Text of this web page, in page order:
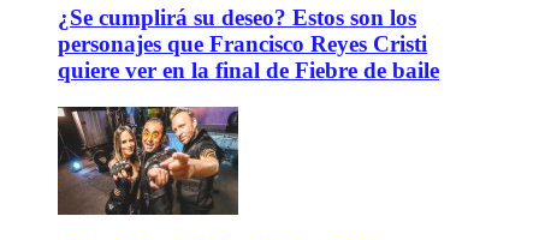
¿Se cumplirá su deseo? Estos son los
personajes que Francisco Reyes Cristi
quiere ver en la final de Fiebre de baile